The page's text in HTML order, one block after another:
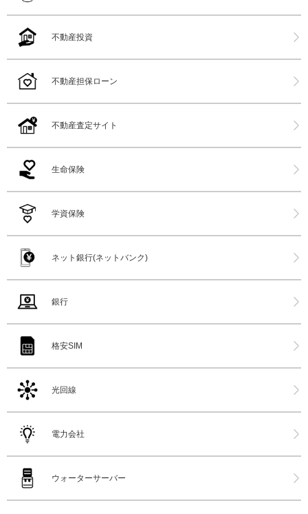
不動産投資
不動産担保ローン
不動産査定サイト
生命保険
学資保険
ネット銀行(ネットバンク)
銀行
格安SIM
光回線
電力会社
ウォーターサーバー